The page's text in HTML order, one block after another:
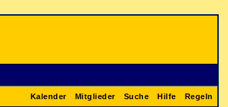
Regeln
Hilfe
Suche
Mitglieder
Kalender